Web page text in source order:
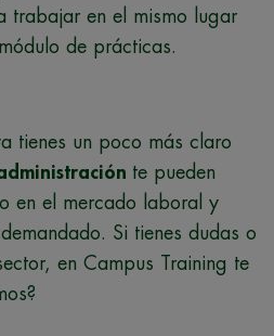
trabajar en el mismo lugar
de prácticas.
tienes un poco más claro
te pueden
en el mercado laboral y
Si tienes dudas o
en Campus Training te